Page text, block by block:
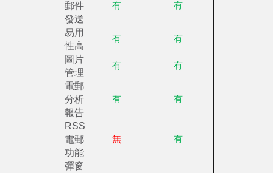
郵件
發送
有 有
易用
性高
有 有
圖片
管理
有 有
電郵
分析
報告
有 有
RSS
電郵
功能
無 有
彈窗